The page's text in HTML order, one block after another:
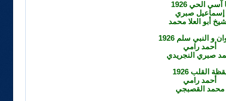
آسي الحي 1926
إسماعيل صبري
أبو العلا محمد
و النبي سلم 1926
أحمد رامي
صبري النجريدي
القلب 1926
أحمد رامي
محمد القصبجي